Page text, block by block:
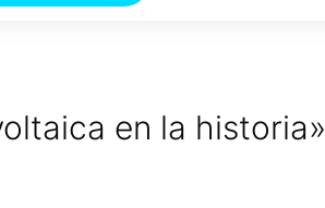
en la historia»